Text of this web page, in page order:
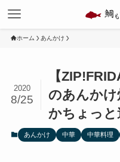
ホーム あんかけ
【
のあんか
かちょっと
2020
8/25
あんかけ 中華 中華料理